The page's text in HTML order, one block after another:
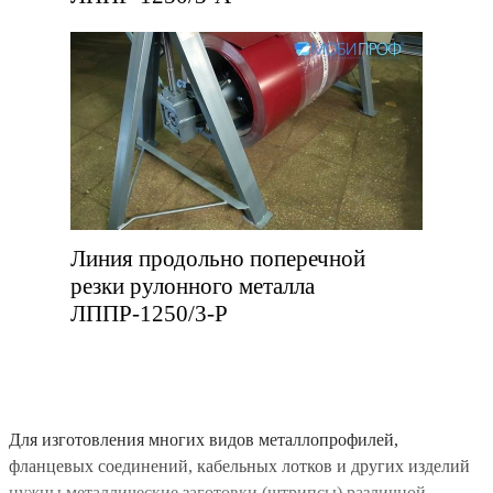
Для изготовления многих видов металлопрофилей,
фланцевых соединений, кабельных лотков и других изделий
Линия продольно поперечной
резки рулонного металла
ЛППР-1250/3-Р